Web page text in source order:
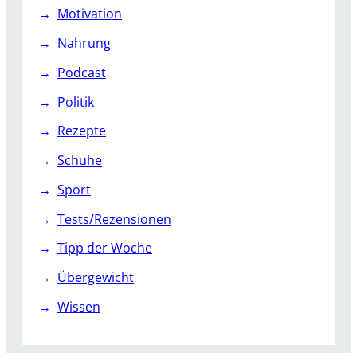
Motivation
Nahrung
Podcast
Politik
Rezepte
Schuhe
Sport
Tests/Rezensionen
Tipp der Woche
Übergewicht
Wissen